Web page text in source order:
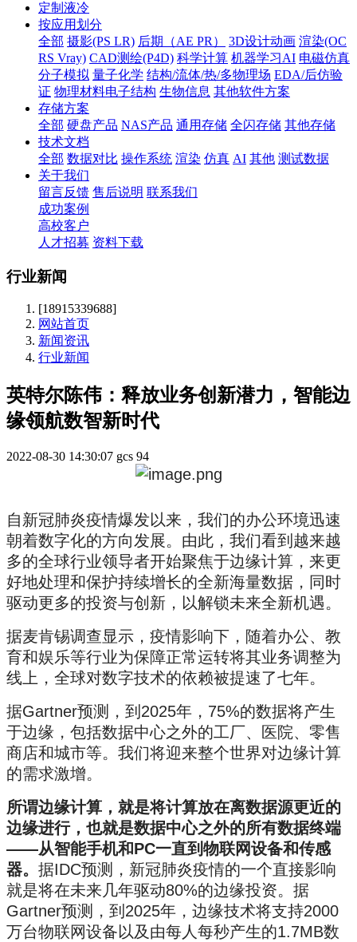
定制液冷
按应用划分
全部 摄影(PS LR) 后期（AE PR） 3D设计动画 渲染(OC
RS Vray) CAD测绘(P4D) 科学计算 机器学习AI 电磁仿真
分子模拟 量子化学 结构/流体/热/多物理场 EDA/后仿验
证 物理材料电子结构 生物信息 其他软件方案
存储方案
全部 硬盘产品 NAS产品 通用存储 全闪存储 其他存储
技术文档
全部 数据对比 操作系统 渲染 仿真 AI 其他 测试数据
关于我们
留言反馈 售后说明 联系我们
成功案例
高校客户
人才招募 资料下载
行业新闻
[18915339688]
网站首页
新闻资讯
行业新闻
英特尔陈伟：释放业务创新潜力，智能边
缘领航数智新时代
2022-08-30 14:30:07 gcs 94
自新冠肺炎疫情爆发以来，我们的办公环境迅速
朝着数字化的方向发展。由此，我们看到越来越
多的全球行业领导者开始聚焦于边缘计算，来更
好地处理和保护持续增长的全新海量数据，同时
驱动更多的投资与创新，以解锁未来全新机遇。
据麦肯锡调查显示，疫情影响下，随着办公、教
育和娱乐等行业为保障正常运转将其业务调整为
线上，全球对数字技术的依赖被提速了七年。
据Gartner预测，到2025年，75%的数据将产生
于边缘，包括数据中心之外的工厂、医院、零售
商店和城市等。我们将迎来整个世界对边缘计算
的需求激增。
所谓边缘计算，就是将计算放在离数据源更近的
边缘进行，也就是数据中心之外的所有数据终端
——从智能手机和PC一直到物联网设备和传感
器。 据IDC预测，新冠肺炎疫情的一个直接影响
就是将在未来几年驱动80%的边缘投资。据
Gartner预测，到2025年，边缘技术将支持2000
万台物联网设备以及由每人每秒产生的1.7MB数